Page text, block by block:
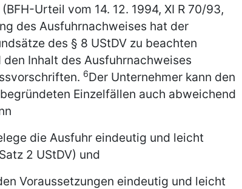
Urteil vom 14. 12. 1994, XI R 70/93,
des Ausfuhrnachweises hat der
des § 8 UStDV zu beachten
den Inhalt des Ausfuhrnachweises
6Der Unternehmer kann den
Einzelfällen auch abweichend
die Ausfuhr eindeutig und leicht
2 UStDV) und
Voraussetzungen eindeutig und leicht